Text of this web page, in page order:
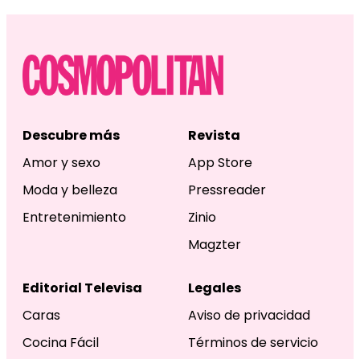
Descubre más
Amor y sexo
Moda y belleza
Entretenimiento
Revista
App Store
Pressreader
Zinio
Magzter
Editorial Televisa
Caras
Cocina Fácil
Legales
Aviso de privacidad
Términos de servicio